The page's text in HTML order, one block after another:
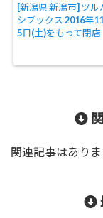
[新潟県 新潟市] ツル
シブックス 2016年
5日(土)をもって閉店
関連記事はあり